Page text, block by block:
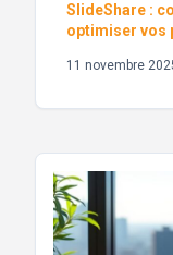
SlideShare :
optimiser vos
11 novembre